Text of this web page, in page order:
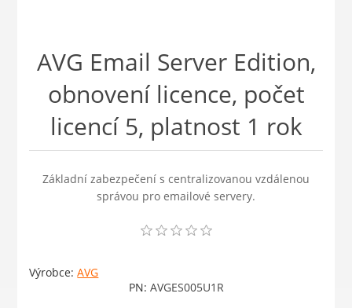
AVG Email Server Edition,
obnovení licence, počet
licencí 5, platnost 1 rok
Základní zabezpečení s centralizovanou vzdálenou
správou pro emailové servery.
Výrobce: AVG
PN: AVGES005U1R